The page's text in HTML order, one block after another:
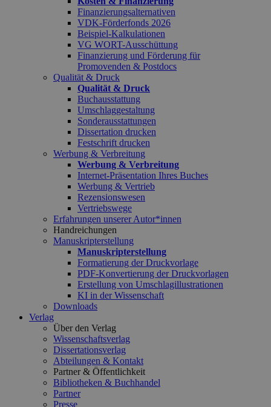
Finanzierungsalternativen
VDK-Förderfonds 2026
Beispiel-Kalkulationen
VG WORT-Ausschüttung
Finanzierung und Förderung für
Promovenden & Postdocs
Qualität & Druck
Qualität & Druck
Buchausstattung
Umschlaggestaltung
Sonderausstattungen
Dissertation drucken
Festschrift drucken
Werbung & Verbreitung
Werbung & Verbreitung
Internet-Präsentation Ihres Buches
Werbung & Vertrieb
Rezensionswesen
Vertriebswege
Erfahrungen unserer Autor*innen
Handreichungen
Manuskripterstellung
Manuskripterstellung
Formatierung der Druckvorlage
PDF-Konvertierung der Druckvorlagen
Erstellung von Umschlagillustrationen
KI in der Wissenschaft
Downloads
Verlag
Über den Verlag
Wissenschaftsverlag
Dissertationsverlag
Abteilungen & Kontakt
Partner & Öffentlichkeit
Bibliotheken & Buchhandel
Partner
Presse